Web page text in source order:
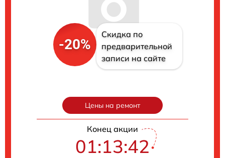
-20%
Скидка по
предварительной
записи на сайте
Цены на ремонт
Конец акции
01:13:41